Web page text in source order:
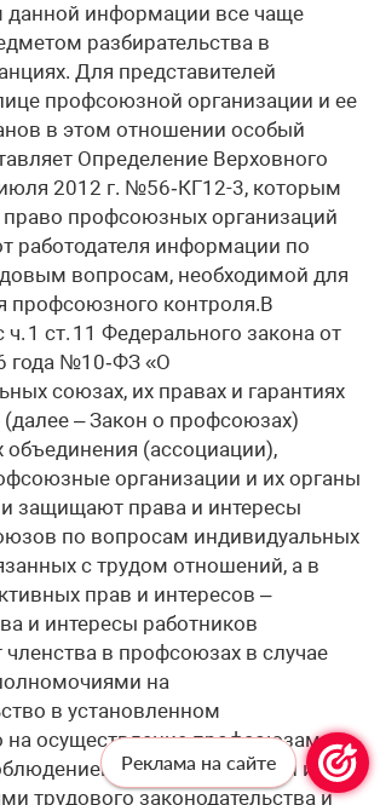
Реклама на сайте